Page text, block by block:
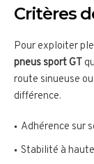
Critères
Pour exploiter
pneus sport GT
route sinueuse
différence.
Adhérence sur
Stabilité à